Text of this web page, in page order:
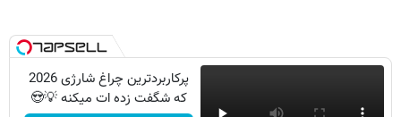
پرکاربردترین چراغ شارژی 2026
که شگفت زده ات میکنه 💡😍